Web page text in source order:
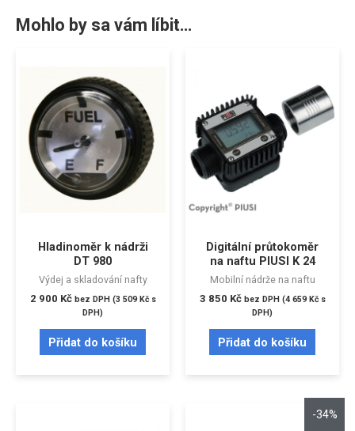
Mohlo by sa vám líbit…
Hladinoměr k nádrži
DT 980
Výdej a skladování nafty
2 900 Kč bez DPH (3 509Kčs
DPH)
Přidat do košíku
Digitální průtokoměr
na naftu PIUSI K 24
Mobilní nádrže na naftu
3 850 Kč bez DPH (4 659Kčs
DPH)
Přidat do košíku
-34%